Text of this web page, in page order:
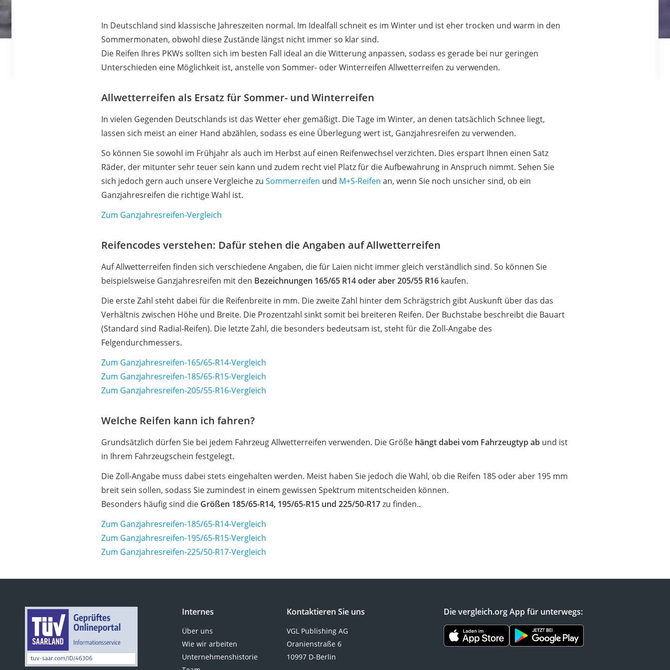
Thule-Fahrradträger
FM-Transmitter
Sommerreifen 205/55 R16
Autobatterie-Ladegerät
Alkoholtester
Felgenbaum
Diesel-Additiv
Wagenheber
Service
In Deutschland sind klassische Jahreszeiten normal. Im Idealfall schneit es im Winter und ist eher trocken und warm in den
Sommermonaten, obwohl diese Zustände längst nicht immer so klar sind.
Die Reifen Ihres PKWs sollten sich im besten Fall ideal an die Witterung anpassen, sodass es gerade bei nur geringen
Unterschieden eine Möglichkeit ist, anstelle von Sommer- oder Winterreifen Allwetterreifen zu verwenden.
Allwetterreifen als Ersatz für Sommer- und Winterreifen
In vielen Gegenden Deutschlands ist das Wetter eher gemäßigt. Die Tage im Winter, an denen tatsächlich Schnee liegt,
lassen sich meist an einer Hand abzählen, sodass es eine Überlegung wert ist, Ganzjahresreifen zu verwenden.
So können Sie sowohl im Frühjahr als auch im Herbst auf einen Reifenwechsel verzichten. Dies erspart Ihnen einen Satz
Räder, der mitunter sehr teuer sein kann und zudem recht viel Platz für die Aufbewahrung in Anspruch nimmt. Sehen Sie
sich jedoch gern auch unsere Vergleiche zuSommerreifen und M+S-Reifen an, wenn Sie noch unsicher sind, ob ein
Ganzjahresreifen die richtige Wahl ist.
Zum Ganzjahresreifen-Vergleich
Reifencodes verstehen: Dafür stehen die Angaben auf Allwetterreifen
Auf Allwetterreifen finden sich verschiedene Angaben, die für Laien nicht immer gleich verständlich sind. So können Sie
beispielsweise Ganzjahresreifen mit den Bezeichnungen 165/65 R14 oder aber 205/55 R16 kaufen.
Die erste Zahl steht dabei für die Reifenbreite in mm. Die zweite Zahl hinter dem Schrägstrich gibt Auskunft über das das
Verhältnis zwischen Höhe und Breite. Die Prozentzahl sinkt somit bei breiteren Reifen. Der Buchstabe beschreibt die Bauart
(Standard sind Radial-Reifen). Die letzte Zahl, die besonders bedeutsam ist, steht für die Zoll-Angabe des
Felgendurchmessers.
Zum Ganzjahresreifen-165/65-R14-Vergleich
Zum Ganzjahresreifen-185/65-R15-Vergleich
Zum Ganzjahresreifen-205/55-R16-Vergleich
Welche Reifen kann ich fahren?
Grundsätzlich dürfen Sie bei jedem Fahrzeug Allwetterreifen verwenden. Die Größe hängt dabei vom Fahrzeugtyp ab und ist
in Ihrem Fahrzeugschein festgelegt.
Die Zoll-Angabe muss dabei stets eingehalten werden. Meist haben Sie jedoch die Wahl, ob die Reifen 185 oder aber 195 mm
breit sein sollen, sodass Sie zumindest in einem gewissen Spektrum mitentscheiden können.
Besonders häufig sind die Größen 185/65-R14, 195/65-R15 und 225/50-R17zu finden..
Zum Ganzjahresreifen-185/65-R14-Vergleich
Zum Ganzjahresreifen-195/65-R15-Vergleich
Zum Ganzjahresreifen-225/50-R17-Vergleich
Internes
Über uns
Wie wir arbeiten
Unternehmenshistorie
Kontaktieren Sie uns
VGL Publishing AG
Oranienstraße 6
10997 D-Berlin
Die vergleich.org App für unterwegs: